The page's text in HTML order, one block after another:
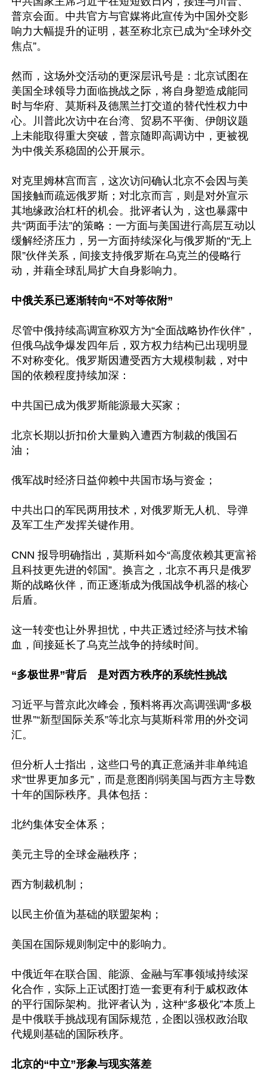
普京会面。中共官方与官媒将此宣传为中国外交影
响力大幅提升的证明，甚至称北京已成为“全球外交
焦点”。
然而，这场外交活动的更深层讯号是：北京试图在
美国全球领导力面临挑战之际，将自身塑造成能同
时与华府、莫斯科及德黑兰打交道的替代性权力中
心。川普此次访中在台湾、贸易不平衡、伊朗议题
上未能取得重大突破，普京随即高调访中，更被视
为中俄关系稳固的公开展示。
对克里姆林宫而言，这次访问确认北京不会因与美
国接触而疏远俄罗斯；对北京而言，则是对外宣示
其地缘政治杠杆的机会。批评者认为，这也暴露中
共“两面手法”的策略：一方面与美国进行高层互动以
缓解经济压力，另一方面持续深化与俄罗斯的“无上
限”伙伴关系，间接支持俄罗斯在乌克兰的侵略行
动，并藉全球乱局扩大自身影响力。
中俄关系已逐渐转向“不对等依附”
尽管中俄持续高调宣称双方为“全面战略协作伙伴”，
但俄乌战争爆发四年后，双方权力结构已出现明显
不对称变化。俄罗斯因遭受西方大规模制裁，对中
国的依赖程度持续加深：
中共国已成为俄罗斯能源最大买家；
北京长期以折扣价大量购入遭西方制裁的俄国石
油；
俄军战时经济日益仰赖中共国市场与资金；
中共出口的军民两用技术，对俄罗斯无人机、导弹
及军工生产发挥关键作用。
CNN 报导明确指出，莫斯科如今“高度依赖其更富裕
且科技更先进的邻国”。换言之，北京不再只是俄罗
斯的战略伙伴，而正逐渐成为俄国战争机器的核心
后盾。
这一转变也让外界担忧，中共正透过经济与技术输
血，间接延长了乌克兰战争的持续时间。
“多极世界”背后　是对西方秩序的系统性挑战
习近平与普京此次峰会，预料将再次高调强调“多极
世界”“新型国际关系”等北京与莫斯科常用的外交词
汇。
但分析人士指出，这些口号的真正意涵并非单纯追
求“世界更加多元”，而是意图削弱美国与西方主导数
十年的国际秩序。具体包括：
北约集体安全体系；
美元主导的全球金融秩序；
西方制裁机制；
以民主价值为基础的联盟架构；
美国在国际规则制定中的影响力。
中俄近年在联合国、能源、金融与军事领域持续深
化合作，实际上正试图打造一套更有利于威权政体
的平行国际架构。批评者认为，这种“多极化”本质上
是中俄联手挑战现有国际规范，企图以强权政治取
代规则基础的国际秩序。
北京的“中立”形象与现实落差